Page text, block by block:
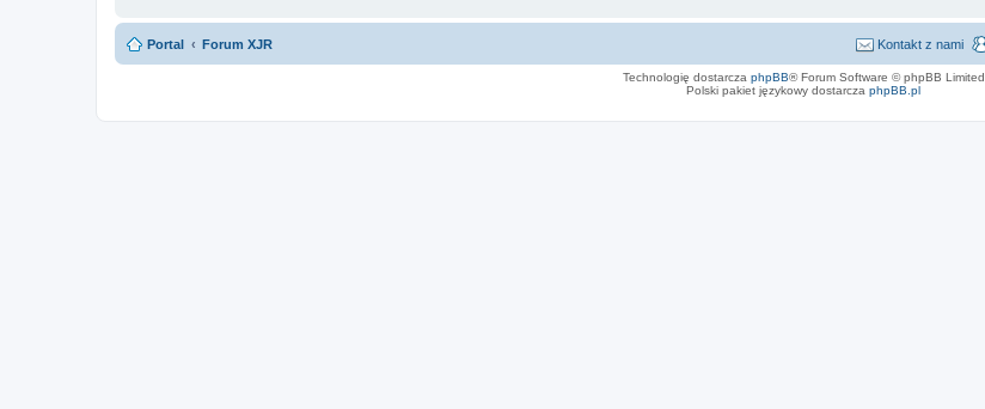
Portal Forum XJR Kontakt z nami
Technologię dostarcza phpBB® Forum Software © phpBB Limited
Polski pakiet językowy dostarcza phpBB.pl